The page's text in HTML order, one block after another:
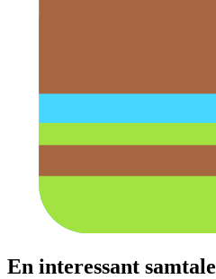
En interessant samtale